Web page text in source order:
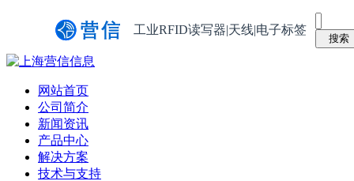
工业RFID读写器|天线|电子标签
网站首页
公司简介
新闻资讯
产品中心
解决方案
技术与支持